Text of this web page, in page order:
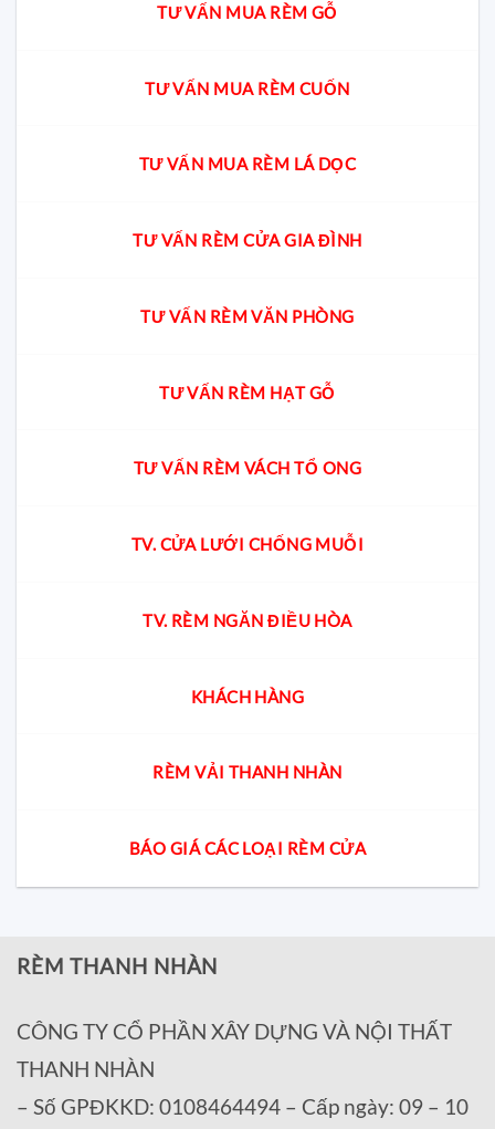
TƯ VẤN MUA RÈM GỖ
TƯ VẤN MUA RÈM CUỐN
TƯ VẤN MUA RÈM LÁ DỌC
TƯ VẤN RÈM CỬA GIA ĐÌNH
TƯ VẤN RÈM VĂN PHÒNG
TƯ VẤN RÈM HẠT GỖ
TƯ VẤN RÈM VÁCH TỔ ONG
TV. CỬA LƯỚI CHỐNG MUỖI
TV. RÈM NGĂN ĐIỀU HÒA
KHÁCH HÀNG
RÈM VẢI THANH NHÀN
BÁO GIÁ CÁC LOẠI RÈM CỬA
RÈM THANH NHÀN
CÔNG TY CỔ PHẦN XÂY DỰNG VÀ NỘI THẤT
THANH NHÀN
– Số GPĐKKD: 0108464494 – Cấp ngày: 09 – 10